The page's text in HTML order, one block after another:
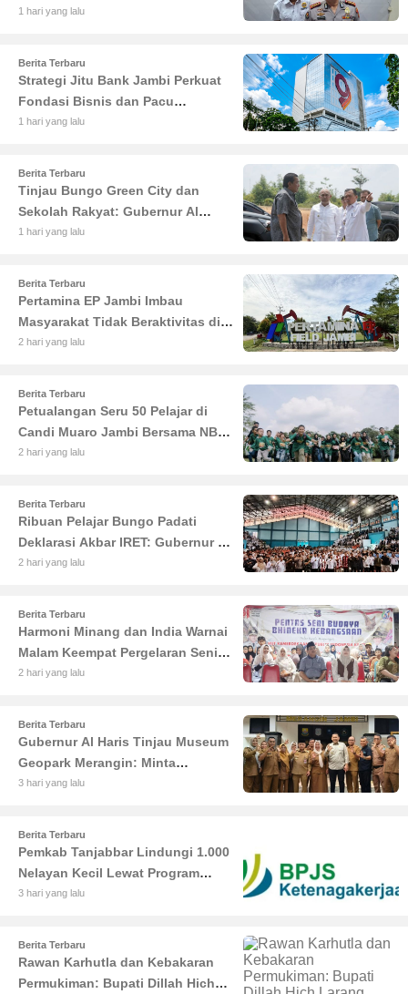
Jambi Diciduk Propam
1 hari yang lalu
Berita Terbaru
Strategi Jitu Bank Jambi Perkuat
Fondasi Bisnis dan Pacu
Pertumbuhan Ekonomi Jambi
1 hari yang lalu
Berita Terbaru
Tinjau Bungo Green City dan
Sekolah Rakyat: Gubernur Al
Haris Tekankan Sinergi
1 hari yang lalu
Berita Terbaru
Pertamina EP Jambi Imbau
Masyarakat Tidak Beraktivitas di
Atas Jalur Pipa Migas Demi
2 hari yang lalu
Berita Terbaru
Petualangan Seru 50 Pelajar di
Candi Muaro Jambi Bersama NBT
Coal Group
2 hari yang lalu
Berita Terbaru
Ribuan Pelajar Bungo Padati
Deklarasi Akbar IRET: Gubernur Al
Haris Sentil Bahaya Judi Online
2 hari yang lalu
Berita Terbaru
Harmoni Minang dan India Warnai
Malam Keempat Pergelaran Seni
Budaya di Alun-Alun Kuala
2 hari yang lalu
Berita Terbaru
Gubernur Al Haris Tinjau Museum
Geopark Merangin: Minta
Pengelola Genjot Inovasi dan
3 hari yang lalu
Berita Terbaru
Pemkab Tanjabbar Lindungi 1.000
Nelayan Kecil Lewat Program
BPJS Ketenagakerjaan
3 hari yang lalu
Berita Terbaru
Rawan Karhutla dan Kebakaran
Permukiman: Bupati Dillah Hich